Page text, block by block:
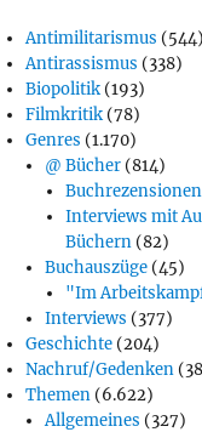
Antimilitarismus (544)
Antirassismus (338)
Biopolitik (193)
Filmkritik (78)
Genres (1.170)
@ Bücher (814)
Buchrezensionen
Interviews mit
Büchern(82)
Buchauszüge (45)
"Im
Interviews (377)
Geschichte (204)
Nachruf/Gedenken
Themen (6.622)
Allgemeines (327)